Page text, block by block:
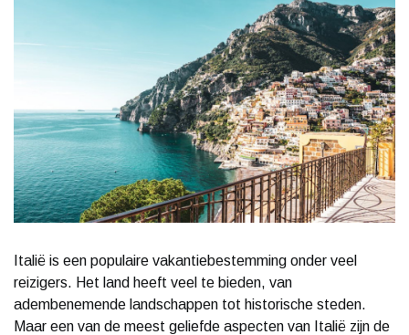
Italië is een populaire vakantiebestemming onder veel
reizigers. Het land heeft veel te bieden, van
adembenemende landschappen tot historische steden.
Maar een van de meest geliefde aspecten van Italië zijn de